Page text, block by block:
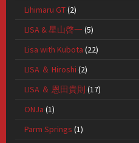
Lihimaru GT(2)
LISA & 星山啓一(5)
Lisa with Kubota (22)
LISA ＆ Hiroshi (2)
LISA ＆ 恩田貴則 (17)
ONJa (1)
Parm Springs (1)